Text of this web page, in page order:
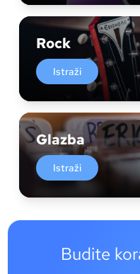
Rock
Istraži
Glazba
Istraži
Budite